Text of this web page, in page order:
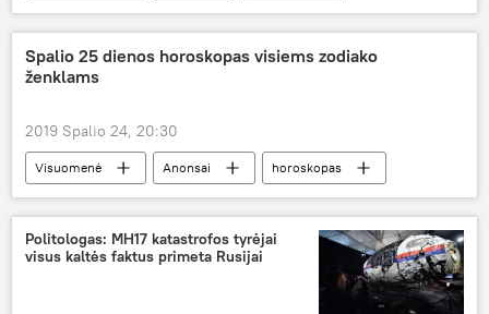
sveikata
Spalio 25 dienos horoskopas visiems zodiako
ženklams
2019 Spalio 24, 20:30
Visuomenė Anonsai horoskopas
Politologas: MH17 katastrofos tyrėjai
visus kaltės faktus primeta Rusijai